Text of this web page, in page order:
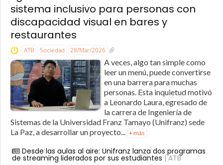
sistema inclusivo para personas con
discapacidad visual en bares y
restaurantes
ATB Sociedad 28/Mar/2026
A veces, algo tan simple como
leer un menú, puede convertirse
en una barrera para muchas
personas. Esta inquietud motivó
a Leonardo Laura, egresado de
la carrera de Ingeniería de
Sistemas de la Universidad Franz Tamayo (Unifranz) sede
La Paz, a desarrollar un proyecto...
+ más
Desde las aulas al aire: Unifranz lanza dos programas
de streaming liderados por sus estudiantes | ATB